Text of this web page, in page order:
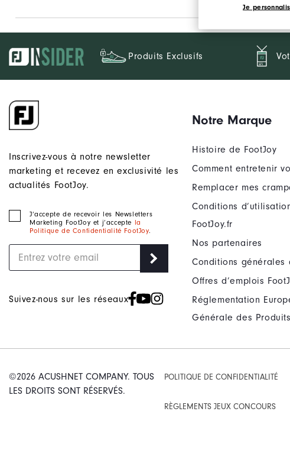
Je
Produits Exclusifs
Inscrivez-vous à notre newsletter
marketing et recevez en exclusivité les
actualités FootJoy.
J‘accepte de recevoir les Newsletters
Marketing FootJoy et j’accepte la
Politique de Confidentialité FootJoy.
Suivez-nous sur les réseaux
Notre Marque
Histoire de FootJoy
Comment entretenir
Remplacer mes
Conditions
FootJoy.fr
Nos partenaires
Conditions générales
Offres d’emplois
Réglementation
Générale des Produits
©2026 ACUSHNET COMPANY. TOUS
LES DROITS SONT RÉSERVÉS.
POLITIQUE DE CONFIDENTIALITÉ
RÈGLEMENTS JEUX CONCOURS